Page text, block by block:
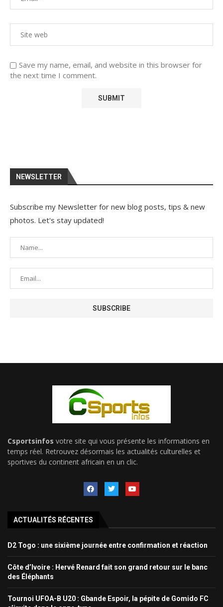
Save my name, email, and website in this browser for
the next time I comment.
NEWSLETTER
Subscribe my Newsletter for new blog posts, tips & new
photos. Let's stay updated!
Csportsinfos votre site qui vous présente les informations en
temps réel. Retrouvez désormais les actualités culturelles et
sportives du continent africain en un clic.
ACTUALITÉS RÉCENTES
D2 Togo : une sixième journée entre confirmation et réaction
Côte d’Ivoire : Hervé Renard fait son grand retour sur le banc
des Éléphants
Tournoi UFOA-B U20 : Gbande Espoir, la pépite de Gomido FC